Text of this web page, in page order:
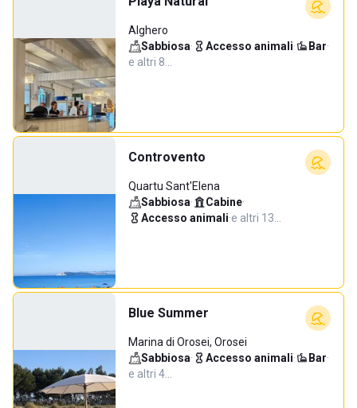
Alghero
Sabbiosa· Accesso animali· Bar·
e altri 8…
Controvento
Quartu Sant'Elena
Sabbiosa· Cabine·
Accesso animali·e altri 13…
Blue Summer
Marina di Orosei, Orosei
Sabbiosa· Accesso animali· Bar·
e altri 4…